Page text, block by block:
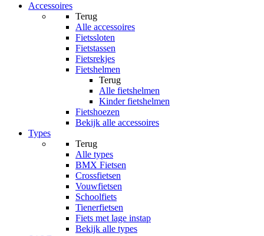
Accessoires
Terug
Alle accessoires
Fietssloten
Fietstassen
Fietsrekjes
Fietshelmen
Terug
Alle fietshelmen
Kinder fietshelmen
Fietshoezen
Bekijk alle accessoires
Types
Terug
Alle types
BMX Fietsen
Crossfietsen
Vouwfietsen
Schoolfiets
Tienerfietsen
Fiets met lage instap
Bekijk alle types